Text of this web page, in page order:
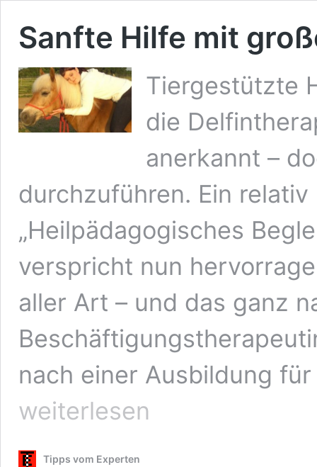
Sanfte Hilfe mit
Tiergestützte
die
anerkannt –
durchzuführen. Ein
„Heilpädagogisches
verspricht nun
aller Art – und das ganz
nach einer Ausbildung
weiterlesen
Tipps vom Experten